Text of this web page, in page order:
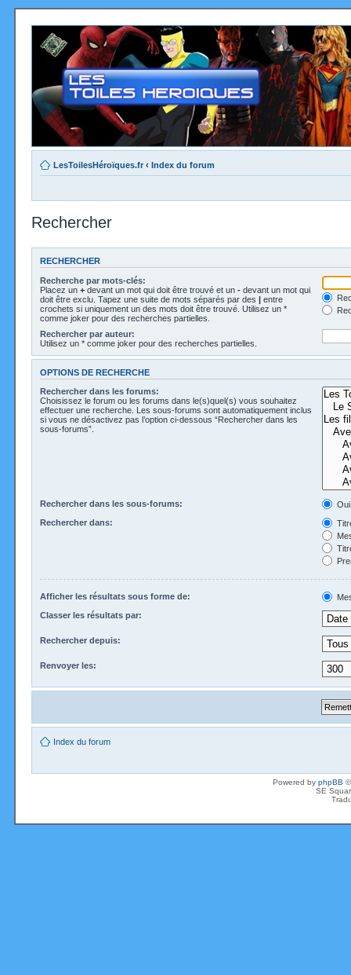
LesToilesHéroïques.fr ‹ Index du forum
Rechercher
RECHERCHER
Recherche par mots-clés:
Placez un + devant un mot qui doit être trouvé et un - devant un mot qui
doit être exclu. Tapez une suite de mots séparés par des | entre
crochets si uniquement un des mots doit être trouvé. Utilisez un *
comme joker pour des recherches partielles.
Rechercher par auteur:
Utilisez un * comme joker pour des recherches partielles.
OPTIONS DE RECHERCHE
Rechercher dans les forums:
Choisissez le forum ou les forums dans le(s)quel(s) vous souhaitez
effectuer une recherche. Les sous-forums sont automatiquement inclus
si vous ne désactivez pas l’option ci-dessous “Rechercher dans les
sous-forums”.
Rechercher dans les sous-forums:
Oui
Rechercher dans:
Afficher les résultats sous forme de:
Classer les résultats par:
Rechercher depuis:
Renvoyer les:
Index du forum
Powered by phpBB
SE